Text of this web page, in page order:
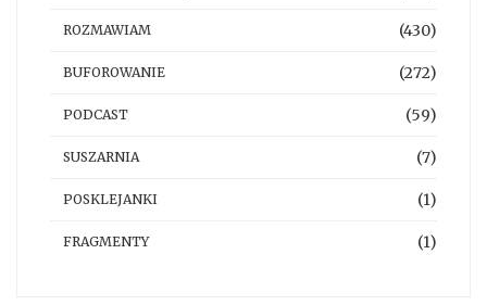
ROZMAWIAM (430)
BUFOROWANIE (272)
PODCAST (59)
SUSZARNIA (7)
POSKLEJANKI (1)
FRAGMENTY (1)